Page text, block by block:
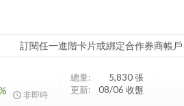
訂閱任一進階卡片或綁定合作券商帳
非即時
總量: 5,830張
更新:
08/06 收盤